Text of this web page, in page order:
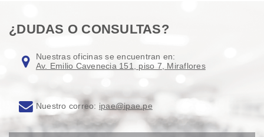
¿DUDAS O CONSULTAS?
Nuestras oficinas se encuentran en:
Av. Emilio Cavenecia 151, piso 7, Miraflores
Nuestro correo: ipae@ipae.pe